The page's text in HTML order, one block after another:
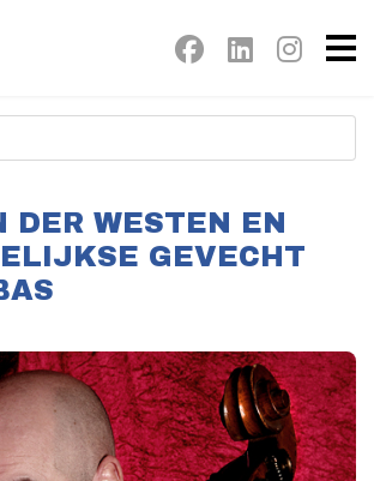
DER WESTEN EN
GEVECHT